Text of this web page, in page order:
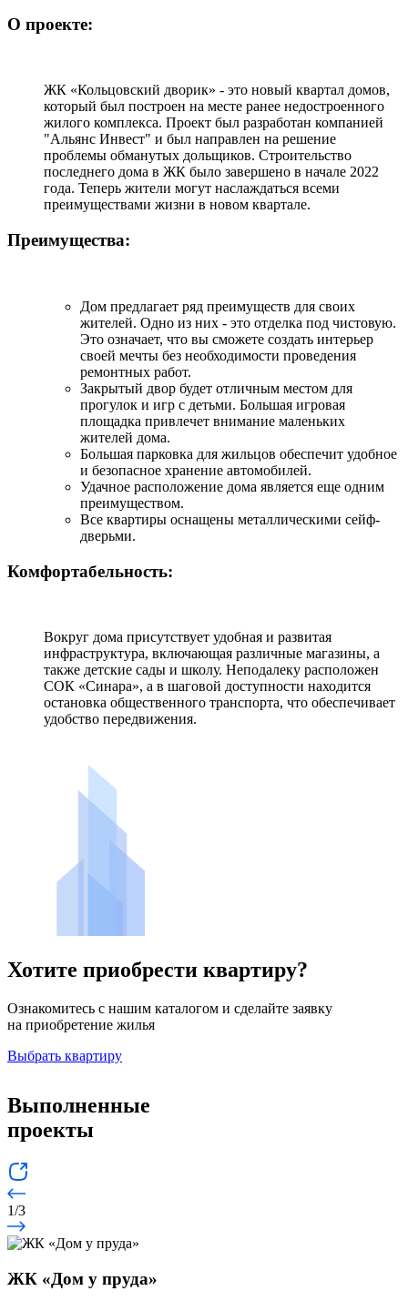
О проекте:
ЖК «Кольцовский дворик» - это новый квартал домов,
который был построен на месте ранее недостроенного
жилого комплекса. Проект был разработан компанией
"Альянс Инвест" и был направлен на решение
проблемы обманутых дольщиков. Строительство
последнего дома в ЖК было завершено в начале 2022
года. Теперь жители могут наслаждаться всеми
преимуществами жизни в новом квартале.
Преимущества:
Дом предлагает ряд преимуществ для своих
жителей. Одно из них - это отделка под чистовую.
Это означает, что вы сможете создать интерьер
своей мечты без необходимости проведения
ремонтных работ.
Закрытый двор будет отличным местом для
прогулок и игр с детьми. Большая игровая
площадка привлечет внимание маленьких
жителей дома.
Большая парковка для жильцов обеспечит удобное
и безопасное хранение автомобилей.
Удачное расположение дома является еще одним
преимуществом.
Все квартиры оснащены металлическими сейф-
дверьми.
Комфортабельность:
Вокруг дома присутствует удобная и развитая
инфраструктура, включающая различные магазины, а
также детские сады и школу. Неподалеку расположен
СОК «Синара», а в шаговой доступности находится
остановка общественного транспорта, что обеспечивает
удобство передвижения.
Хотите приобрести квартиру?
Ознакомитесь с нашим каталогом и сделайте заявку
на приобретение жилья
Выбрать квартиру
Выполненные
проекты
1/3
ЖК «Дом у пруда»